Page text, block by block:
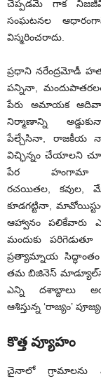
చెప్పడమే గాక
సంఘటనల
విస్మరించరాదు.
ప్రధాని నరేంద్రమోడీ
పన్నినా,
పేరు అమాయక
నిర్మాణాన్ని
పేల్చేసినా, రాజకీయ
విచ్ఛిన్నం చేయాలని
పేర హంగామా
రచయితల, కవుల,
కూడగట్టినా,
ఆహ్వానం పలికేవారు
మందుకు
ప్రత్యామ్నాయ
తమ బిజినెస్
ఎన్ని దశాబ్దాలు
ఆశిస్తున్న ‘రాజ్యం’
కొత్త వ్యూహం
చైనాలో గ్రామాలను